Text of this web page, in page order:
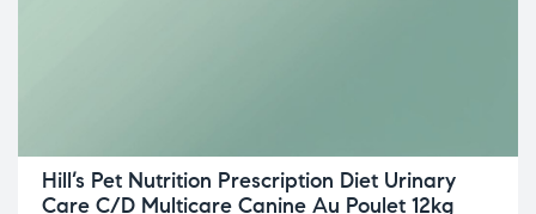
Hill’s Pet Nutrition Prescription Diet Urinary
Care C/D Multicare Canine Au Poulet 12kg